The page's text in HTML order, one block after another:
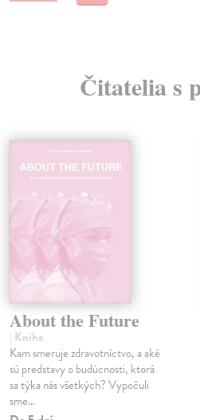
Čitatelia s
About the Future
| Kniha
Kam smeruje zdravotníctvo, a aké
sú predstavy o budúcnosti, ktorá
sa týka nás všetkých? Vypočuli
sme...